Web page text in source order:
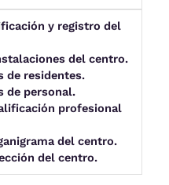
y registro del
del centro.
de residentes.
de personal.
profesional
del centro.
del centro.